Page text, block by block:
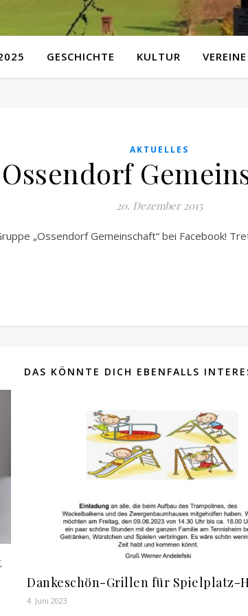
GESCHICHTE KULTUR VEREINE
AKTUELLES
Ossendorf
20. Dezember 2015
„Ossendorf Gemeinschaft“ bei Facebook!
DAS KÖNNTE DICH EBENFALLS
Dankeschön-Grillen für Spielplatz-
4. Juni 2023